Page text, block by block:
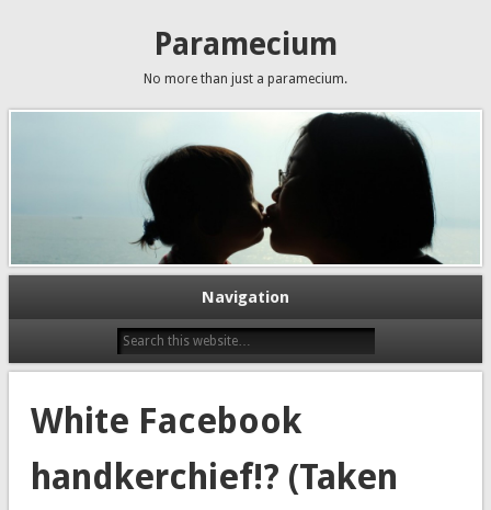
Paramecium
No more than just a paramecium.
Navigation
White Facebook
handkerchief!? (Taken